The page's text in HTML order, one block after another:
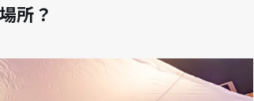
所？